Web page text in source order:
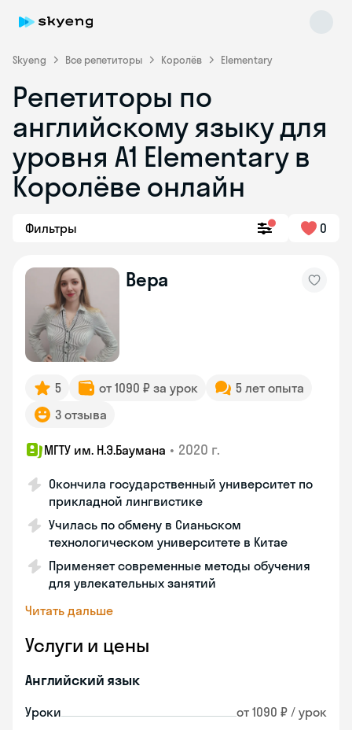
Skyeng Все репетиторы Королёв Elementary
Репетиторы по
английскому языку для
уровня A1 Elementary в
Королёве онлайн
Фильтры 0
Вера
5 от 1090 ₽ за урок
5 лет опыта
3 отзыва
МГТУ им. Н.Э.Баумана • 2020 г.
Окончила государственный университет по
прикладной лингвистике
Училась по обмену в Сианьском
технологическом университете в Китае
Применяет современные методы обучения
для увлекательных занятий
Читать дальше
Услуги и цены
Английский язык
Уроки от 1090 ₽ / урок
Skyeng Chat